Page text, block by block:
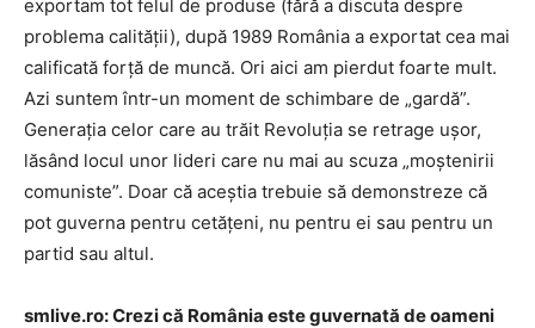
exportam tot felul de produse (fără a discuta despre
problema calității), după 1989 România a exportat cea mai
calificată forță de muncă. Ori aici am pierdut foarte mult.
Azi suntem într-un moment de schimbare de „gardă”.
Generația celor care au trăit Revoluția se retrage ușor,
lăsând locul unor lideri care nu mai au scuza „moștenirii
comuniste”. Doar că aceștia trebuie să demonstreze că
pot guverna pentru cetățeni, nu pentru ei sau pentru un
partid sau altul.
smlive.ro: Crezi că România este guvernată de oameni